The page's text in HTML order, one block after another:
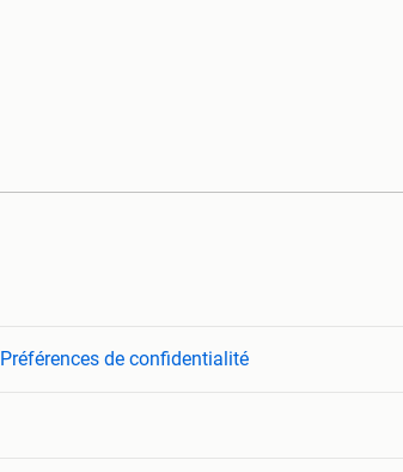
Préférences de confidentialité